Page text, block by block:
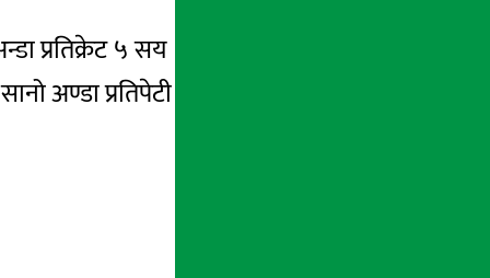
प्रतिक्रेट ५ सय ३० रुपैयाँ कायम भएको छ ।
अण्डा प्रतिपेटी ३ हजार रुपैयाँ थियो ।